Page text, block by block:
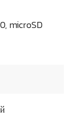
microSD